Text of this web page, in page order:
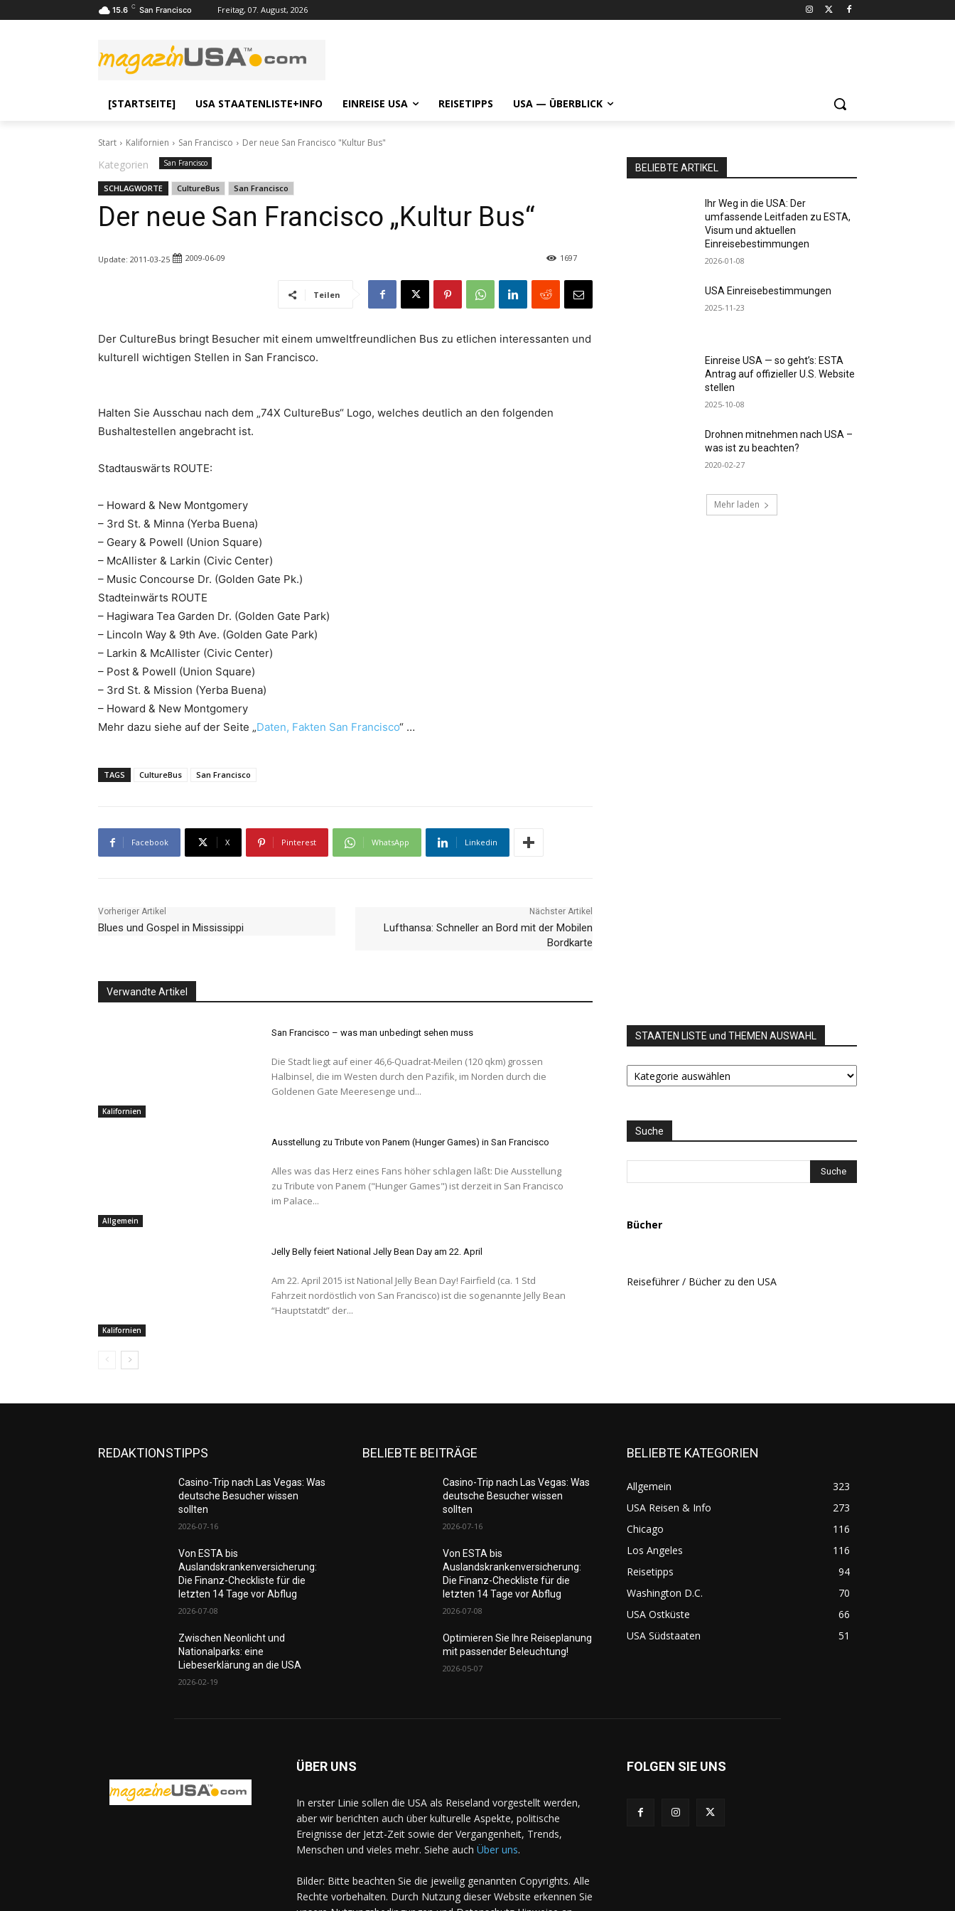
15.6 C San Francisco Freitag, 07. August, 2026
[STARTSEITE] USA STAATENLISTE+INFO EINREISE USA REISETIPPS USA — ÜBERBLICK
Start Kalifornien San Francisco Der neue San Francisco "Kultur Bus"
Kategorien San Francisco
SCHLAGWORTE CultureBus San Francisco
Der neue San Francisco „Kultur Bus“
Update: 2011-03-25 2009-06-09 1697
Teilen
Der CultureBus bringt Besucher mit einem umweltfreundlichen Bus zu etlichen interessanten und
kulturell wichtigen Stellen in San Francisco.
Halten Sie Ausschau nach dem „74X CultureBus“ Logo, welches deutlich an den folgenden
Bushaltestellen angebracht ist.
Stadtauswärts ROUTE:
– Howard & New Montgomery
– 3rd St. & Minna (Yerba Buena)
– Geary & Powell (Union Square)
– McAllister & Larkin (Civic Center)
– Music Concourse Dr. (Golden Gate Pk.)
Stadteinwärts ROUTE
– Hagiwara Tea Garden Dr. (Golden Gate Park)
– Lincoln Way & 9th Ave. (Golden Gate Park)
– Larkin & McAllister (Civic Center)
– Post & Powell (Union Square)
– 3rd St. & Mission (Yerba Buena)
– Howard & New Montgomery
Mehr dazu siehe auf der Seite „Daten, Fakten San Francisco“ …
TAGS CultureBus San Francisco
Facebook X Pinterest WhatsApp Linkedin
Vorheriger Artikel
Blues und Gospel in Mississippi
Nächster Artikel
Lufthansa: Schneller an Bord mit der Mobilen
Bordkarte
Verwandte Artikel
Kalifornien
San Francisco – was man unbedingt sehen muss
Die Stadt liegt auf einer 46,6-Quadrat-Meilen (120 qkm) grossen
Halbinsel, die im Westen durch den Pazifik, im Norden durch die
Goldenen Gate Meeresenge und...
Allgemein
Ausstellung zu Tribute von Panem (Hunger Games) in San Francisco
Alles was das Herz eines Fans höher schlagen läßt: Die Ausstellung
zu Tribute von Panem ("Hunger Games") ist derzeit in San Francisco
im Palace...
Kalifornien
Jelly Belly feiert National Jelly Bean Day am 22. April
Am 22. April 2015 ist National Jelly Bean Day! Fairfield (ca. 1 Std
Fahrzeit nordöstlich von San Francisco) ist die sogenannte Jelly Bean
“Hauptstatdt” der...
BELIEBTE ARTIKEL
Ihr Weg in die USA: Der
umfassende Leitfaden zu ESTA,
Visum und aktuellen
Einreisebestimmungen
2026-01-08
USA Einreisebestimmungen
2025-11-23
Einreise USA — so geht’s: ESTA
Antrag auf offizieller U.S. Website
stellen
2025-10-08
Drohnen mitnehmen nach USA –
was ist zu beachten?
2020-02-27
Mehr laden
STAATEN LISTE und THEMEN AUSWAHL
STAATEN
LISTE
AUSWAHL
Suche
Bücher
Reiseführer / Bücher zu den USA
REDAKTIONSTIPPS
Casino-Trip nach Las Vegas: Was
deutsche Besucher wissen
sollten
2026-07-16
Von ESTA bis
Auslandskrankenversicherung:
Die Finanz-Checkliste für die
letzten 14 Tage vor Abflug
2026-07-08
Zwischen Neonlicht und
Nationalparks: eine
Liebeserklärung an die USA
2026-02-19
BELIEBTE BEITRÄGE
Casino-Trip nach Las Vegas: Was
deutsche Besucher wissen
sollten
2026-07-16
Von ESTA bis
Auslandskrankenversicherung:
Die Finanz-Checkliste für die
letzten 14 Tage vor Abflug
2026-07-08
Optimieren Sie Ihre Reiseplanung
mit passender Beleuchtung!
2026-05-07
BELIEBTE KATEGORIEN
Allgemein
323
USA Reisen & Info
273
Chicago
116
Los Angeles
116
Reisetipps
94
Washington D.C.
70
USA Ostküste
66
USA Südstaaten
51
ÜBER UNS
In erster Linie sollen die USA als Reiseland vorgestellt werden,
aber wir berichten auch über kulturelle Aspekte, politische
Ereignisse der Jetzt-Zeit sowie der Vergangenheit, Trends,
Menschen und vieles mehr. Siehe auch Über uns.
Bilder: Bitte beachten Sie die jeweilig genannten Copyrights. Alle
Rechte vorbehalten. Durch Nutzung dieser Website erkennen Sie
FOLGEN SIE UNS